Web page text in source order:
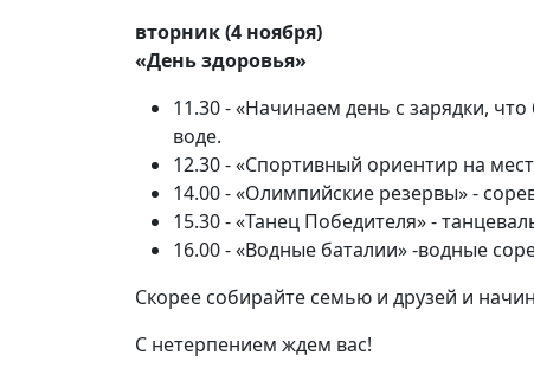
вторник (4 ноября)
«День здоровья»
11.30 - «Начинаем день с зарядки,
воде.
12.30 - «Спортивный ориентир на
14.00 - «Олимпийские резервы» -
15.30 - «Танец Победителя» -
16.00 - «Водные баталии» -водные
Скорее собирайте семью и друзей и
С нетерпением ждем вас!